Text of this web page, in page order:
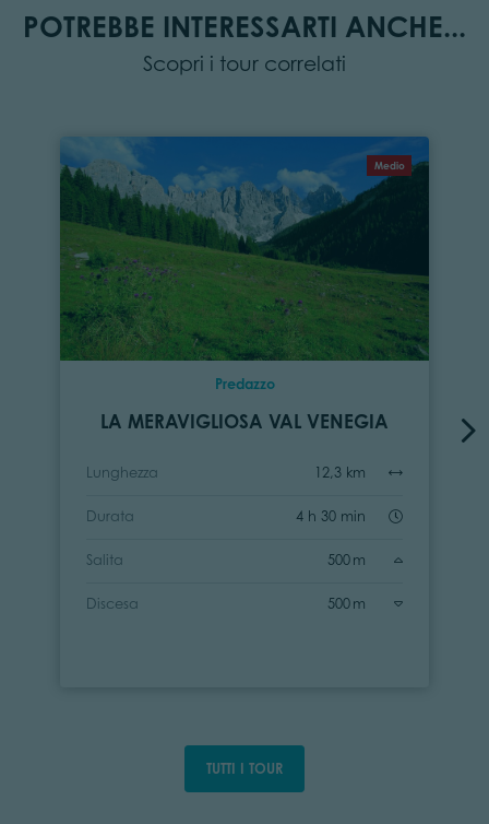
POTREBBE INTERESSARTI ANCHE...
Scopri i tour correlati
Medio
Predazzo
LA MERAVIGLIOSA VAL VENEGIA
Lunghezza 12,3 km
Durata 4 h 30 min
Salita 500 m
Discesa 500 m
TUTTI I TOUR